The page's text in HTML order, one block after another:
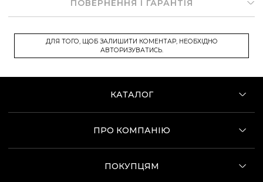
ПОВЕРНЕННЯ І ГАРАНТІЯ
ДЛЯ ТОГО, ЩОБ ЗАЛИШИТИ КОМЕНТАР, НЕОБХІДНО
АВТОРИЗУВАТИСЬ.
КАТАЛОГ
ПРО КОМПАНІЮ
ПОКУПЦЯМ